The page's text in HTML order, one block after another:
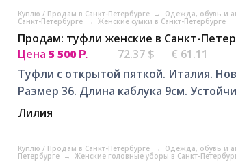
Куплю / Продам в Санкт-Петербурге → Одежда, обувь и
Санкт-Петербурге → Женские сумки в Санкт-Петербурге
Продам: туфли женские в Санкт-
Цена 5 500 Р. 72.37 $
€ 61.11
Туфли с открытой пяткой. Италия.
Размер 36. Длина каблука 9см.
Лилия
Куплю / Продам в Санкт-Петербурге → Одежда, обувь и
Петербурге → Женские головные уборы в Санкт-